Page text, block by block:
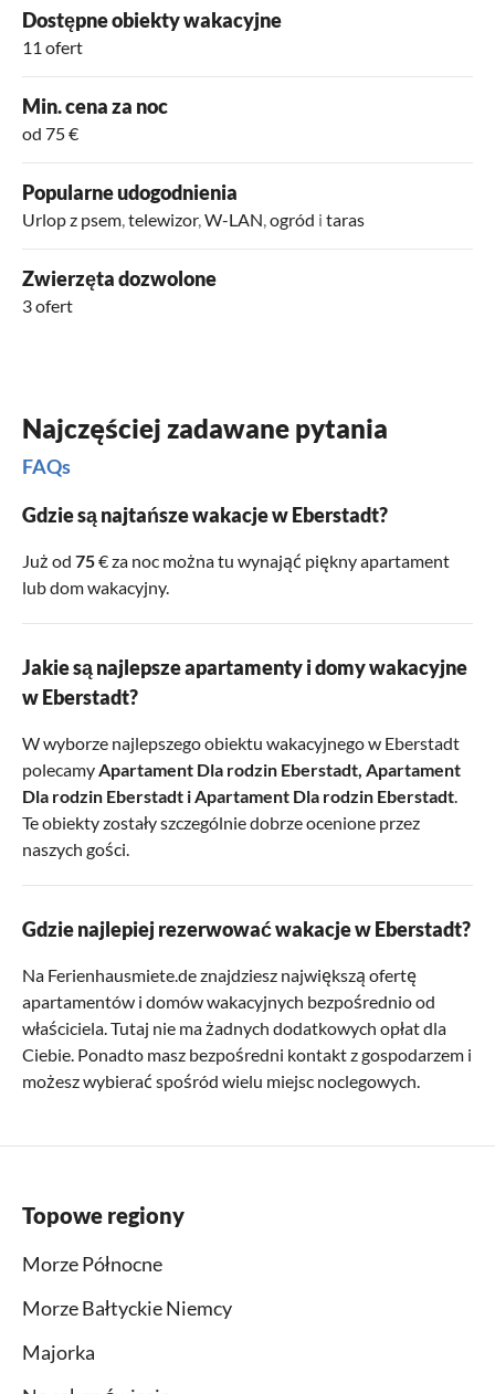
Dostępne obiekty wakacyjne
11 ofert
Min. cena za noc
od 75 €
Popularne udogodnienia
Urlop z psem telewizor, W-LAN ogród i taras
Zwierzęta dozwolone
3 ofert
Najczęściej zadawane pytania
FAQs
Gdzie są najtańsze wakacje w Eberstadt?
Już od 75€ za noc można tu wynająć piękny apartament
lub dom wakacyjny.
Jakie są najlepsze apartamenty i domy wakacyjne
w Eberstadt?
W wyborze najlepszego obiektu wakacyjnego w Eberstadt
polecamy Apartament Dla rodzin Eberstadt Apartament
Dla rodzin Eberstadt i Apartament Dla rodzin Eberstadt
Te obiekty zostały szczególnie dobrze ocenione przez
naszych gości.
Gdzie najlepiej rezerwować wakacje w Eberstadt?
Na Ferienhausmiete.de znajdziesz największą ofertę
apartamentów i domów wakacyjnych bezpośrednio od
właściciela. Tutaj nie ma żadnych dodatkowych opłat dla
Ciebie. Ponadto masz bezpośredni kontakt z gospodarzem i
możesz wybierać spośród wielu miejsc noclegowych.
Topowe regiony
Morze Północne
Morze Bałtyckie Niemcy
Majorka